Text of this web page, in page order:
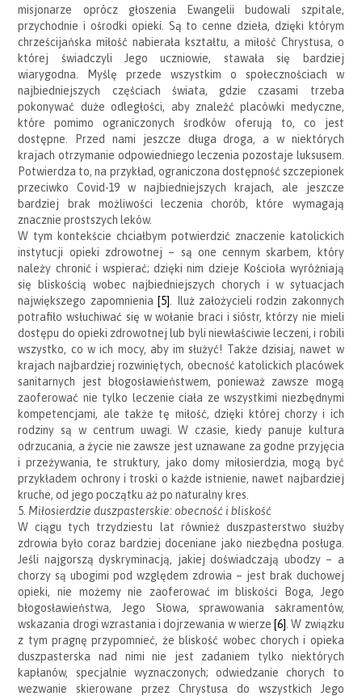
misjonarze oprócz głoszenia Ewangelii budowali szpitale,
przychodnie i ośrodki opieki. Są to cenne dzieła, dzięki którym
chrześcijańska miłość nabierała kształtu, a miłość Chrystusa, o
której świadczyli Jego uczniowie, stawała się bardziej
wiarygodna. Myślę przede wszystkim o społecznościach w
najbiedniejszych częściach świata, gdzie czasami trzeba
pokonywać duże odległości, aby znaleźć placówki medyczne,
które pomimo ograniczonych środków oferują to, co jest
dostępne. Przed nami jeszcze długa droga, a w niektórych
krajach otrzymanie odpowiedniego leczenia pozostaje luksusem.
Potwierdza to, na przykład, ograniczona dostępność szczepionek
przeciwko Covid-19 w najbiedniejszych krajach, ale jeszcze
bardziej brak możliwości leczenia chorób, które wymagają
znacznie prostszych leków.
W tym kontekście chciałbym potwierdzić znaczenie katolickich
instytucji opieki zdrowotnej – są one cennym skarbem, który
należy chronić i wspierać; dzięki nim dzieje Kościoła wyróżniają
się bliskością wobec najbiedniejszych chorych i w sytuacjach
największego zapomnienia [5]
. Iluż założycieli rodzin zakonnych
potrafiło wsłuchiwać się w wołanie braci i sióstr, którzy nie mieli
dostępu do opieki zdrowotnej lub byli niewłaściwie leczeni, i robili
wszystko, co w ich mocy, aby im służyć! Także dzisiaj, nawet w
krajach najbardziej rozwiniętych, obecność katolickich placówek
sanitarnych jest błogosławieństwem, ponieważ zawsze mogą
zaoferować nie tylko leczenie ciała ze wszystkimi niezbędnymi
kompetencjami, ale także tę miłość, dzięki której chorzy i ich
rodziny są w centrum uwagi. W czasie, kiedy panuje kultura
odrzucania, a życie nie zawsze jest uznawane za godne przyjęcia
i przeżywania, te struktury, jako domy miłosierdzia, mogą być
przykładem ochrony i troski o każde istnienie, nawet najbardziej
kruche, od jego początku aż po naturalny kres.
5. Miłosierdzie duszpasterskie: obecność i bliskość
W ciągu tych trzydziestu lat również duszpasterstwo służby
zdrowia było coraz bardziej doceniane jako niezbędna posługa.
Jeśli najgorszą dyskryminacją, jakiej doświadczają ubodzy – a
chorzy są ubogimi pod względem zdrowia – jest brak duchowej
opieki, nie możemy nie zaoferować im bliskości Boga, Jego
błogosławieństwa, Jego Słowa, sprawowania sakramentów,
wskazania drogi wzrastania i dojrzewania w wierze [6] . W związku
z tym pragnę przypomnieć, że bliskość wobec chorych i opieka
duszpasterska nad nimi nie jest zadaniem tylko niektórych
kapłanów, specjalnie wyznaczonych; odwiedzanie chorych to
wezwanie skierowane przez Chrystusa do wszystkich Jego